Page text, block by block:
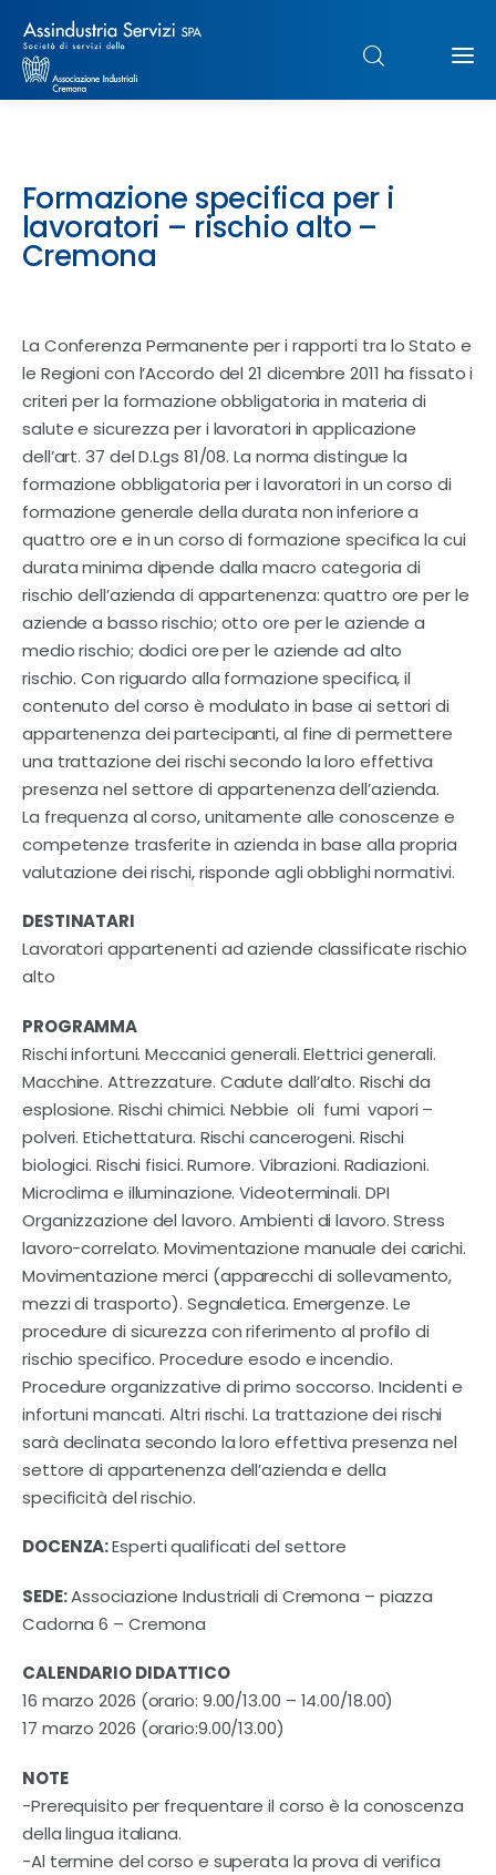
Struttura
Formazione
Servizi & Sportelli
UNIMPIEGO
Contatti
Formazione specifica per i
lavoratori – rischio alto –
Cremona
La Conferenza Permanente per i rapporti tra lo Stato e
le Regioni con l’Accordo del 21 dicembre 2011 ha fissato i
criteri per la formazione obbligatoria in materia di
salute e sicurezza per i lavoratori in applicazione
dell’art. 37 del D.Lgs 81/08. La norma distingue la
formazione obbligatoria per i lavoratori in un corso di
formazione generale della durata non inferiore a
quattro ore e in un corso di formazione specifica la cui
durata minima dipende dalla macro categoria di
rischio dell’azienda di appartenenza: quattro ore per le
aziende a basso rischio; otto ore per le aziende a
medio rischio; dodici ore per le aziende ad alto
rischio. Con riguardo alla formazione specifica, il
contenuto del corso è modulato in base ai settori di
appartenenza dei partecipanti, al fine di permettere
una trattazione dei rischi secondo la loro effettiva
presenza nel settore di appartenenza dell’azienda.
La frequenza al corso, unitamente alle conoscenze e
competenze trasferite in azienda in base alla propria
valutazione dei rischi, risponde agli obblighi normativi.
DESTINATARI
Lavoratori appartenenti ad aziende classificate rischio
alto
PROGRAMMA
Rischi infortuni. Meccanici generali. Elettrici generali.
Macchine. Attrezzature. Cadute dall’alto. Rischi da
esplosione. Rischi chimici. Nebbie  oli  fumi  vapori –
polveri. Etichettatura. Rischi cancerogeni. Rischi
biologici. Rischi fisici. Rumore. Vibrazioni. Radiazioni.
Microclima e illuminazione. Videoterminali. DPI
Organizzazione del lavoro. Ambienti di lavoro. Stress
lavoro-correlato. Movimentazione manuale dei carichi.
Movimentazione merci (apparecchi di sollevamento,
mezzi di trasporto). Segnaletica. Emergenze. Le
procedure di sicurezza con riferimento al profilo di
rischio specifico. Procedure esodo e incendio.
Procedure organizzative di primo soccorso. Incidenti e
infortuni mancati. Altri rischi. La trattazione dei rischi
sarà declinata secondo la loro effettiva presenza nel
settore di appartenenza dell’azienda e della
specificità del rischio.
DOCENZA:Esperti qualificati del settore
SEDE:Associazione Industriali di Cremona – piazza
Cadorna 6 – Cremona
CALENDARIODIDATTICO
16 marzo 2026 (orario: 9.00/13.00 – 14.00/18.00)
17 marzo 2026 (orario:9.00/13.00)
NOTE
-Prerequisito per frequentare il corso è la conoscenza
della lingua italiana.
-Al termine del corso e superata la prova di verifica